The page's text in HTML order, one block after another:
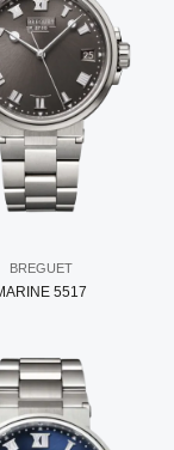
BREGUET
5517